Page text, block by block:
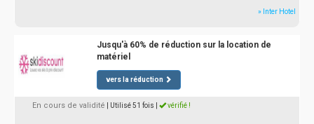
» Inter Hotel
Jusqu'à 60% de réduction sur la location de
matériel
vers la réduction
En cours de validité | Utilisé 51 fois vérifié !